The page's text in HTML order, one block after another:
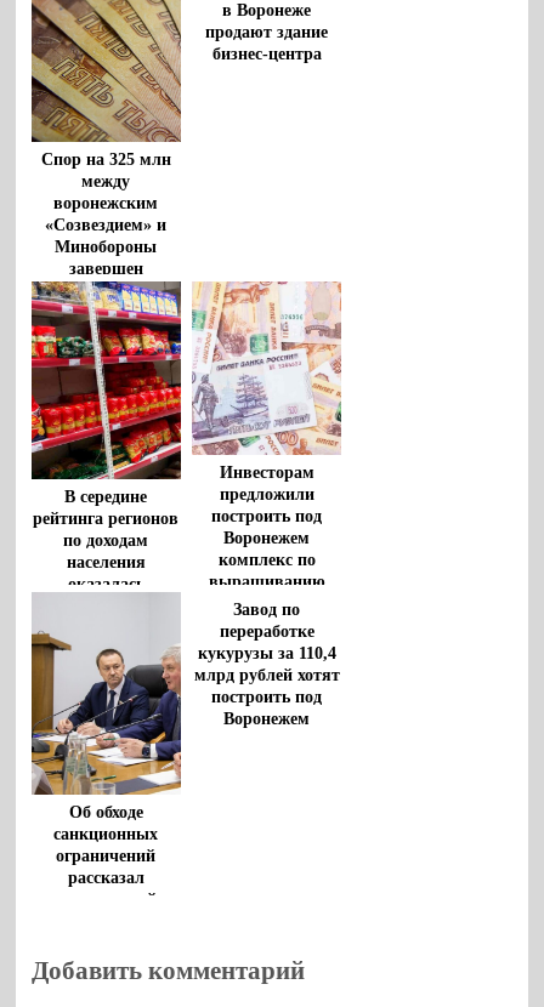
Спор на 325 млн
между
воронежским
«Созвездием» и
Минобороны
завершен
в Воронеже
продают здание
бизнес-центра
В середине
рейтинга регионов
по доходам
населения
оказалась
Инвесторам
предложили
построить под
Воронежем
комплекс по
выращиванию
индейки
Об обходе
санкционных
ограничений
рассказал
воронежский
Завод по
переработке
кукурузы за 110,4
млрд рублей хотят
построить под
Воронежем
Добавить комментарий